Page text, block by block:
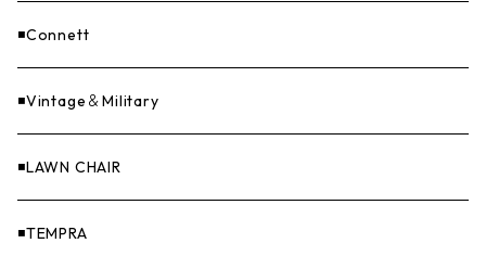
Others（その他）
寝具
ファニチャー
収納
ナイフ＆アックス
GOODS
バンダナ＆手ぬぐい
◾️Connett
◾️Vintage＆Military
◾️LAWN CHAIR
◾️TEMPRA